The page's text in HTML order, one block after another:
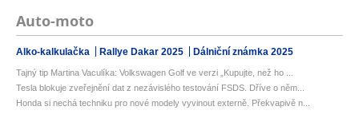
Auto-moto
Alko-kalkulačka Rallye Dakar 2025 Dálniční známka 2025
Tajný tip Martina Vaculíka: Volkswagen Golf ve verzi „Kupujte, než ho ...
Tesla blokuje zveřejnění dat z nezávislého testování FSDS. Dříve o něm...
Honda si nechá techniku pro nové modely vyvinout externě. Překvapivě n...